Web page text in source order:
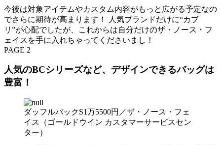
今後は対象アイテムやカスタム内容がもっと広がる予定なの
でさらに期待が高まります！ 人気ブランドだけに“カブ
リ”が心配でしたが、これからは自分だけのザ・ノース・フ
ェイスを手に入れちゃってくださいまし！
PAGE 2
人気のBCシリーズなど、デザインできるバッグは
豊富！
ダッフルバックS1万5500円／ザ・ノース・フェ
イス（ゴールドウイン カスタマーサービスセン
ター）